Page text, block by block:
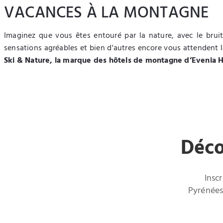
VACANCES À LA MONTAGNE
Imaginez que vous êtes entouré par la nature, avec le
sensations agréables et bien d'autres encore vous
Ski & Nature, la marque des hôtels de montagne d’Evenia